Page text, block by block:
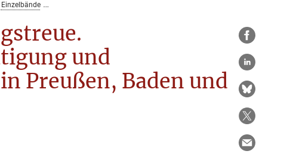
Einzelbände
und
Preußen, Baden und